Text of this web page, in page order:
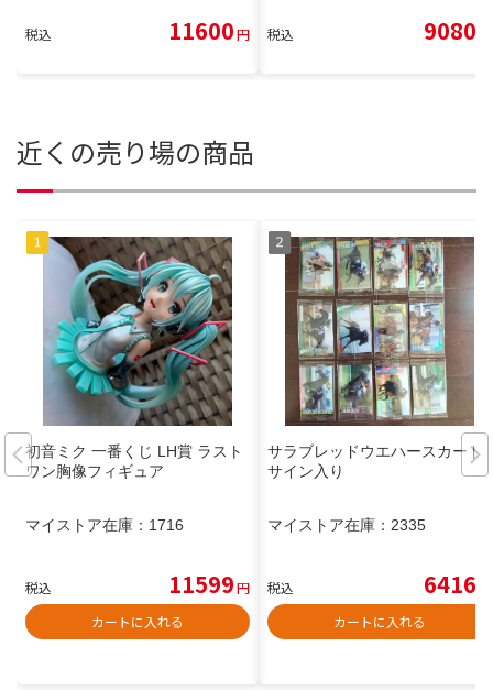
税込 11600円 税込 9080
近くの売り場の商品
初音ミク 一番くじ LH賞 ラスト
ワン胸像フィギュア
マイストア在庫： 1716
税込 11599円
カートに入れる
サラブレッドウエハースカード
サイン入り
マイストア在庫： 2335
税込 6416
カートに入れる